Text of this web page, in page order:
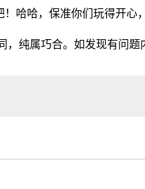
哈哈，保准你们玩得开心
纯属巧合。如发现有问题